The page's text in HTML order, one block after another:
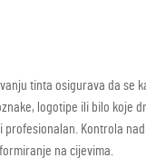
tinta osigurava da se
logotipe ili bilo koje
Kontrola
na cijevima.